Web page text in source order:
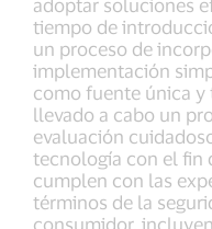
adoptar soluciones
tiempo de
un proceso de
implementación
como fuente única
llevado a cabo un
evaluación
tecnología con el fin
cumplen con las
términos de la
consumidor,